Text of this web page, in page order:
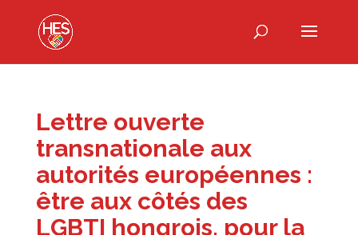
Lettre ouverte
transnationale aux
autorités européennes :
être aux côtés des
LGBTI hongrois, pour la